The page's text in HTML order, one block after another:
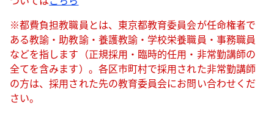
※都費負担教職員とは、東京都教育委員会が任命権者で
ある教諭・助教諭・養護教諭・学校栄養職員・事務職員
などを指します（正規採用・臨時的任用・非常勤講師の
全てを含みます）。各区市町村で採用された非常勤講師
の方は、採用された先の教育委員会にお問い合わせくだ
さい。